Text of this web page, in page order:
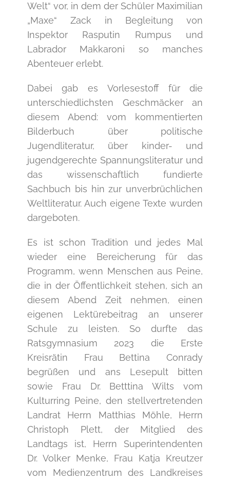
Welt“ vor, in dem der Schüler Maximilian
„Maxe“ Zack in Begleitung von
Inspektor Rasputin Rumpus und
Labrador Makkaroni so manches
Abenteuer erlebt.
Dabei gab es Vorlesestoff für die
unterschiedlichsten Geschmäcker an
diesem Abend: vom kommentierten
Bilderbuch über politische
Jugendliteratur, über kinder- und
jugendgerechte Spannungsliteratur und
das wissenschaftlich fundierte
Sachbuch bis hin zur unverbrüchlichen
Weltliteratur. Auch eigene Texte wurden
dargeboten.
Es ist schon Tradition und jedes Mal
wieder eine Bereicherung für das
Programm, wenn Menschen aus Peine,
die in der Öffentlichkeit stehen, sich an
diesem Abend Zeit nehmen, einen
eigenen Lektürebeitrag an unserer
Schule zu leisten. So durfte das
Ratsgymnasium 2023 die Erste
Kreisrätin Frau Bettina Conrady
begrüßen und ans Lesepult bitten
sowie Frau Dr. Betttina Wilts vom
Kulturring Peine, den stellvertretenden
Landrat Herrn Matthias Möhle, Herrn
Christoph Plett, der Mitglied des
Landtags ist, Herrn Superintendenten
Dr. Volker Menke, Frau Katja Kreutzer
vom Medienzentrum des Landkreises